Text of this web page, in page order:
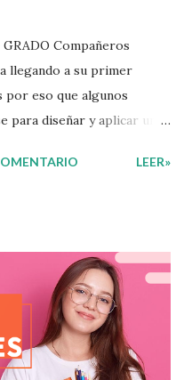
Compañeros
llegando a su primer
eso que algunos
para diseñar y aplicar una
El examen consta de
aprendientes ya
aun necesitan
que elaboramos un
atender las necesidades
a los resultados del
LEER»